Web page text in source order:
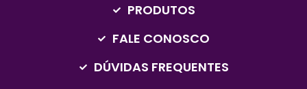
PRODUTOS
FALE CONOSCO
DÚVIDAS FREQUENTES